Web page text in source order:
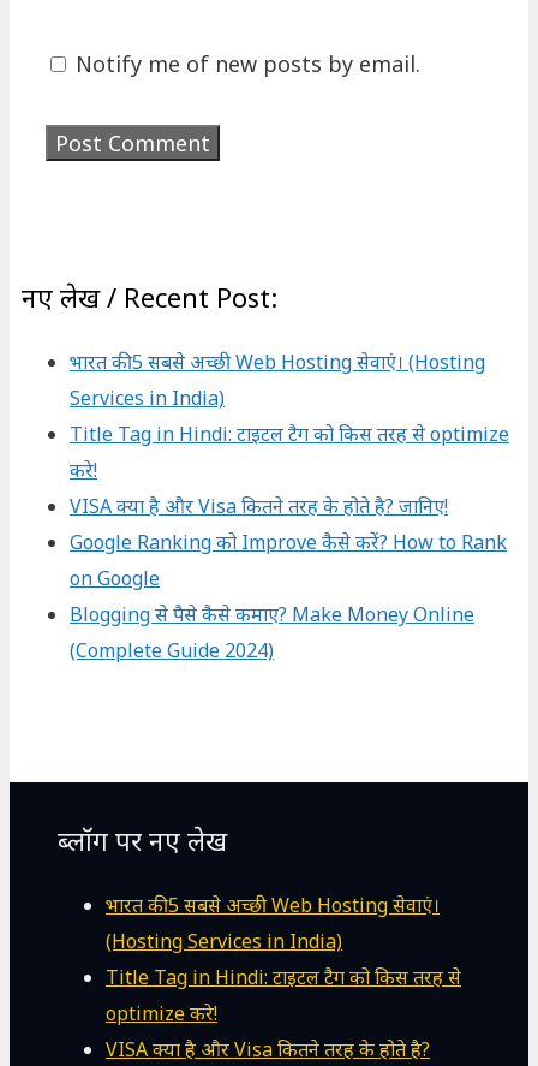
Notify me of new posts by email.
नए लेख / Recent Post:
भारत की 5 सबसे अच्छी Web Hosting सेवाएं। (Hosting
Services in India)
Title Tag in Hindi: टाइटल टैग को किस तरह से optimize
करे!
VISA क्या है और Visa कितने तरह के होते है? जानिए!
Google Ranking को Improve कैसे करें? How to Rank
on Google
Blogging से पैसे कैसे कमाए? Make Money Online
(Complete Guide 2024)
ब्लॉग पर नए लेख
भारत की 5 सबसे अच्छी Web Hosting सेवाएं।
(Hosting Services in India)
Title Tag in Hindi: टाइटल टैग को किस तरह से
optimize करे!
VISA क्या है और Visa कितने तरह के होते है?